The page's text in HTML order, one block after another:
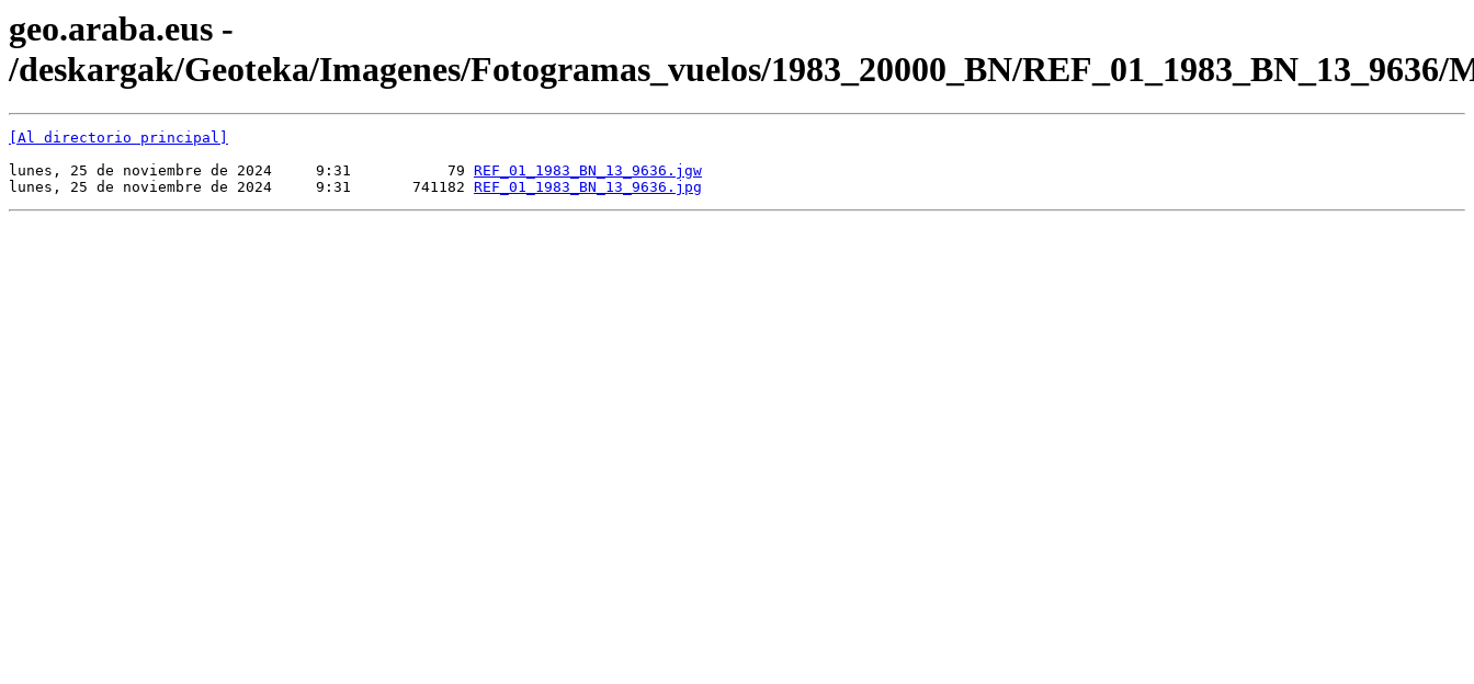
geo.araba.eus -
/deskargak/Geoteka/Imagenes/Fotogramas_vuelos/1983_20000_BN/
[Al directorio principal]
lunes, 25 de noviembre de 2024     9:31           79 REF_01_1983_BN_13_9636.jgw
lunes, 25 de noviembre de 2024     9:31       741182 REF_01_1983_BN_13_9636.jpg